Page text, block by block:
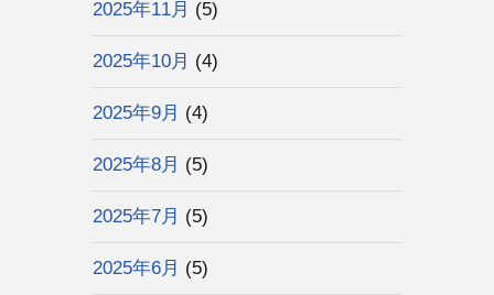
2025年11月 (5)
2025年10月 (4)
2025年9月 (4)
2025年8月 (5)
2025年7月 (5)
2025年6月 (5)